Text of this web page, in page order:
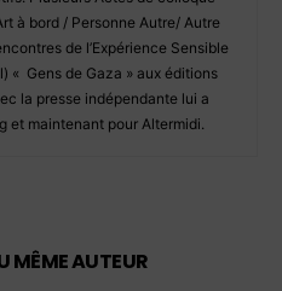
à bord / Personne Autre/ Autre
de l’Expérience Sensible
« Gens de Gaza » aux éditions
la presse indépendante lui a
et maintenant pour Altermidi.
MÊME AUTEUR